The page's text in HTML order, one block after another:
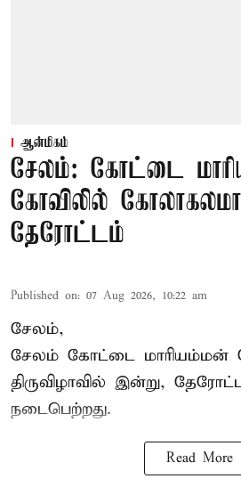
ஆன்மிகம்
சேலம்: கோட்டை
கோவிலில்
தேரோட்டம்
Published on: 07 Aug 2026, 10:22 am
சேலம்,
சேலம் கோட்டை மாரியம்மன்
திருவிழாவில் இன்று,
நடைபெற்றது.
Read More